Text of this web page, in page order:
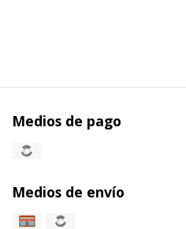
Medios de pago
Medios de envío